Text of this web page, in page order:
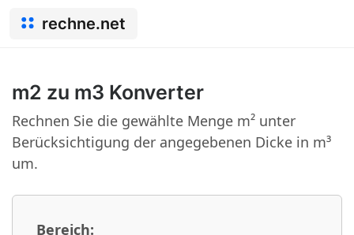
rechne.net
m2 zu m3 Konverter
Rechnen Sie die gewählte Menge m² unter
Berücksichtigung der angegebenen Dicke in m³
um.
Bereich: